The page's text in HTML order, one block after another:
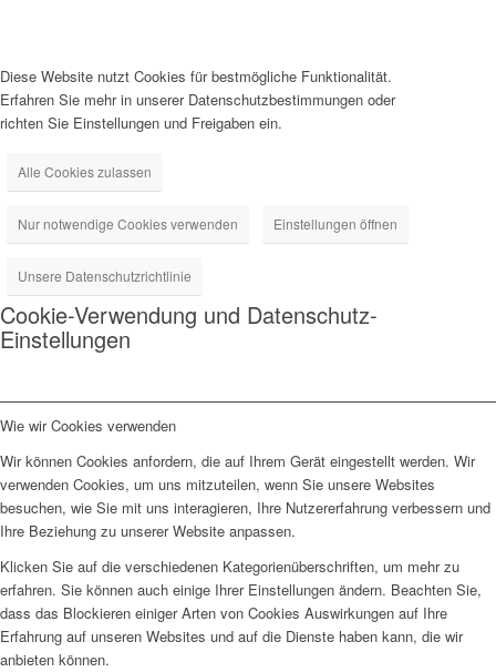
Diese Website nutzt Cookies für bestmögliche Funktionalität.
Erfahren Sie mehr in unserer Datenschutzbestimmungen oder
richten Sie Einstellungen und Freigaben ein.
Alle Cookies zulassen
Nur notwendige Cookies verwenden Einstellungen öffnen
Unsere Datenschutzrichtlinie
Cookie-Verwendung und Datenschutz-
Einstellungen
Wie wir Cookies verwenden
Wir können Cookies anfordern, die auf Ihrem Gerät eingestellt werden. Wir
verwenden Cookies, um uns mitzuteilen, wenn Sie unsere Websites
besuchen, wie Sie mit uns interagieren, Ihre Nutzererfahrung verbessern und
Ihre Beziehung zu unserer Website anpassen.
Klicken Sie auf die verschiedenen Kategorienüberschriften, um mehr zu
erfahren. Sie können auch einige Ihrer Einstellungen ändern. Beachten Sie,
dass das Blockieren einiger Arten von Cookies Auswirkungen auf Ihre
Erfahrung auf unseren Websites und auf die Dienste haben kann, die wir
anbieten können.